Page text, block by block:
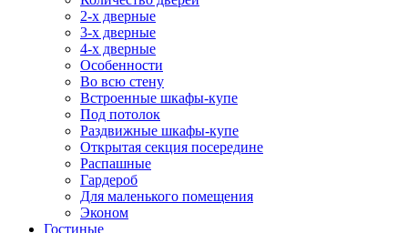
2-х дверные
3-х дверные
4-х дверные
Особенности
Во всю стену
Встроенные шкафы-купе
Под потолок
Раздвижные шкафы-купе
Открытая секция посередине
Распашные
Гардероб
Для маленького помещения
Эконом
Гостиные